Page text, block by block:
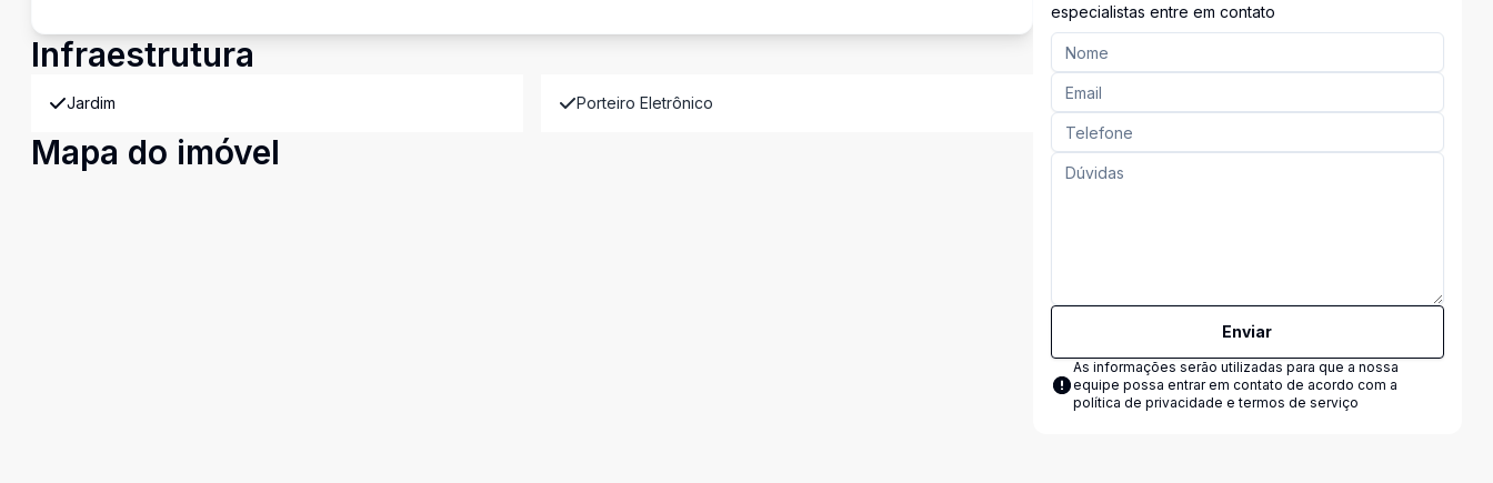
Infraestrutura
Jardim Porteiro Eletrônico
Mapa do imóvel
especialistas entre em contato
Enviar
As informações serão utilizadas para que a nossa
equipe possa entrar em contato de acordo com a
política de privacidade e termos de serviço